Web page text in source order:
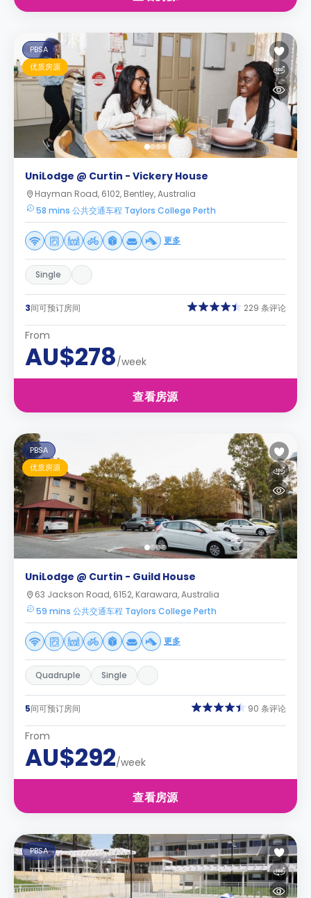
PBSA
优质房源
UniLodge @ Curtin - Vickery House
Hayman Road, 6102, Bentley, Australia
58 mins 公共交通车程 Taylors College Perth
更多
Single
3间可预订房间 229 条评论
From
AU$278/week
查看房源
PBSA
优质房源
UniLodge @ Curtin - Guild House
63 Jackson Road, 6152, Karawara, Australia
59 mins 公共交通车程 Taylors College Perth
更多
Quadruple Single
5间可预订房间 90 条评论
From
AU$292/week
查看房源
PBSA